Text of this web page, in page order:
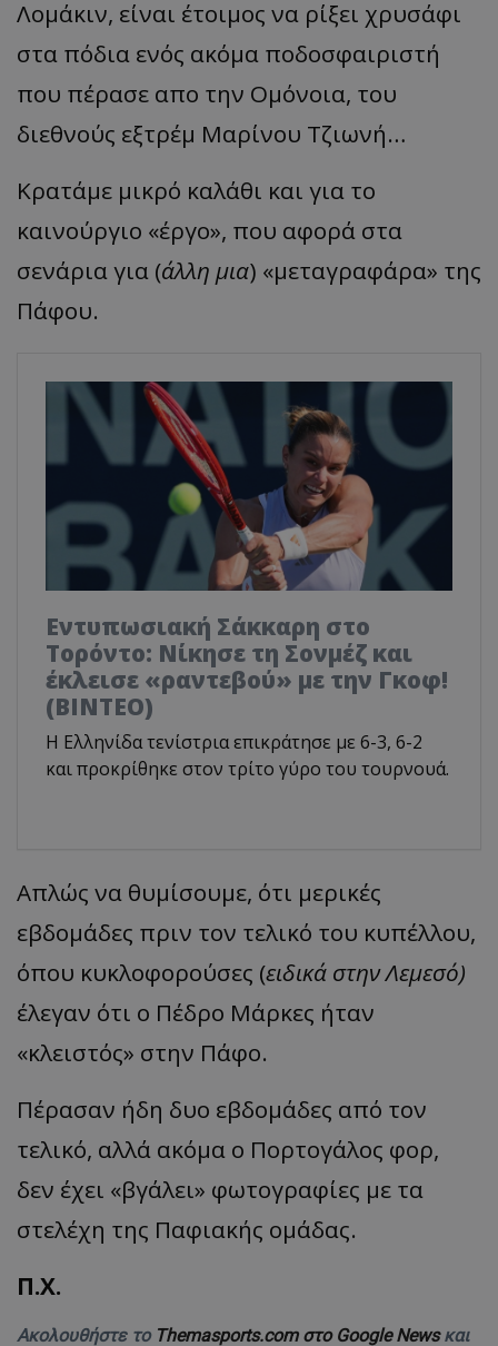
Λομάκιν, είναι έτοιμος να ρίξει χρυσάφι
στα πόδια ενός ακόμα ποδοσφαιριστή
που πέρασε απο την Ομόνοια, του
διεθνούς εξτρέμ Μαρίνου Τζιωνή…
Κρατάμε μικρό καλάθι και για το
καινούργιο «έργο», που αφορά στα
σενάρια για (άλλη μια) «μεταγραφάρα» της
Πάφου.
Εντυπωσιακή Σάκκαρη στο
Τορόντο: Νίκησε τη Σονμέζ και
έκλεισε «ραντεβού» με την Γκοφ!
(ΒΙΝΤΕΟ)
Η Ελληνίδα τενίστρια επικράτησε με 6-3, 6-2
και προκρίθηκε στον τρίτο γύρο του τουρνουά.
Απλώς να θυμίσουμε, ότι μερικές
εβδομάδες πριν τον τελικό του κυπέλλου,
όπου κυκλοφορούσες (ειδικά στην Λεμεσό)
έλεγαν ότι ο Πέδρο Μάρκες ήταν
«κλειστός» στην Πάφο.
Πέρασαν ήδη δυο εβδομάδες από τον
τελικό, αλλά ακόμα ο Πορτογάλος φορ,
δεν έχει «βγάλει» φωτογραφίες με τα
στελέχη της Παφιακής ομάδας.
Π.Χ.
Ακολουθήστε το Themasports.com στο Google Newsκαι